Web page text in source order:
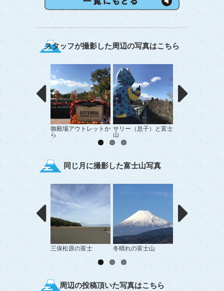
スタッフが撮影した周辺の写真はこちら
御殿場アウトレットか
ら
サリー（息子）と富士
山
見上げれば…
同じ月に撮影した富士山写真
三保松原の富士 冬晴れの富士山
すそ野まで真っ
士山
周辺の投稿頂いた写真はこちら